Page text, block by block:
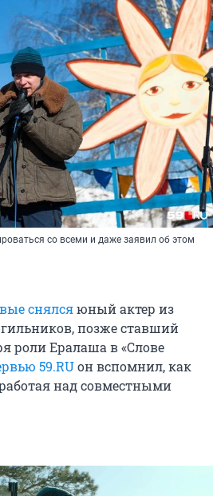
со всеми и даже заявил об этом
снялсяюный актер из
позже ставший
роли Ералаша в «Слове
59.RUон вспомнил, как
над совместными